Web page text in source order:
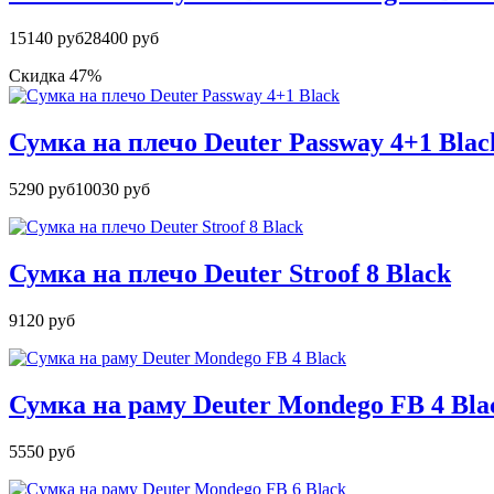
15140 руб28400 руб
Скидка 47%
Сумка на плечо Deuter Passway 4+1
5290 руб10030 руб
Сумка на плечо Deuter Stroof 8 Black
9120 руб
Сумка на раму Deuter Mondego FB 4
5550 руб